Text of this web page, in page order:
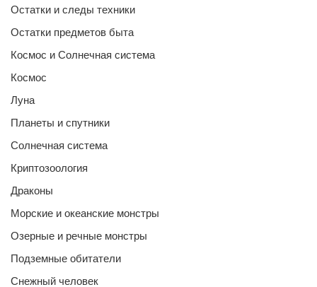
Остатки и следы техники
Остатки предметов быта
Космос и Солнечная система
Космос
Луна
Планеты и спутники
Солнечная система
Криптозоология
Драконы
Морские и океанские монстры
Озерные и речные монстры
Подземные обитатели
Снежный человек